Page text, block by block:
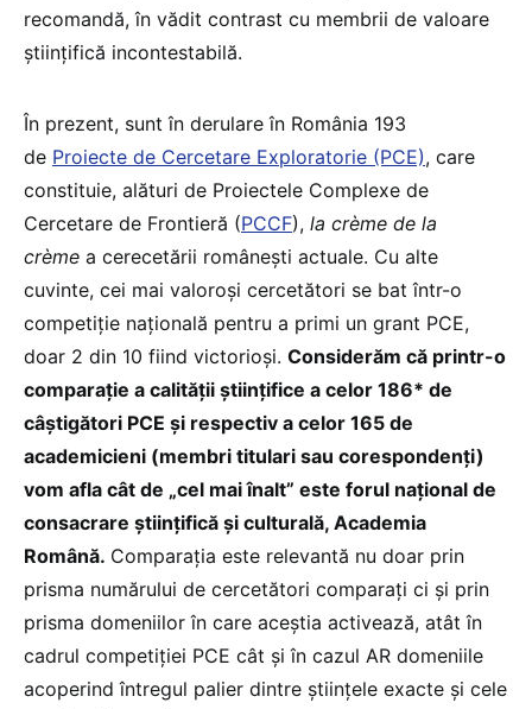
recomandă, în vădit contrast cu membrii de valoare
științifică incontestabilă.
În prezent, sunt în derulare în România 193
de Proiecte de Cercetare Exploratorie (PCE), care
constituie, alături de Proiectele Complexe de
Cercetare de Frontieră (PCCF), la crème de la
crème a cerecetării românești actuale. Cu alte
cuvinte, cei mai valoroși cercetători se bat într-o
competiție națională pentru a primi un grant PCE,
doar 2 din 10 fiind victorioși. Considerăm că printr-o
comparație a calității științifice a celor 186* de
câștigători PCE și respectiv a celor 165 de
academicieni (membri titulari sau corespondenți)
vom afla cât de „cel mai înalt” este forul național de
consacrare științifică și culturală, Academia
Română. Comparația este relevantă nu doar prin
prisma numărului de cercetători comparați ci și prin
prisma domeniilor în care aceștia activează, atât în
cadrul competiției PCE cât și în cazul AR domeniile
acoperind întregul palier dintre științele exacte și cele